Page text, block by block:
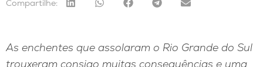
Compartilhe:
As enchentes que assolaram o Rio Grande do Sul
trouxeram consigo muitas consequências e uma